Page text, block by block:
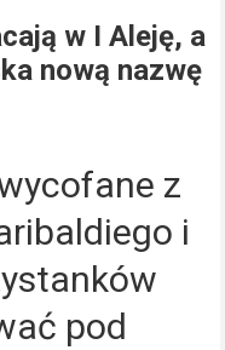
w I Aleję, a
nową nazwę
z
i
pod